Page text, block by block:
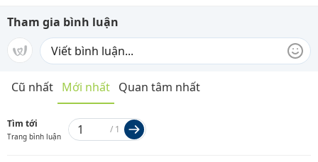
Tham gia bình luận
Cũ nhất Mới nhất Quan tâm nhất
Tìm tới
Trang bình luận
/ 1